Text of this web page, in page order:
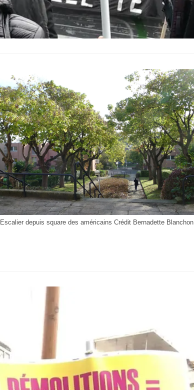
Escalier depuis square des américains Crédit Bernadette Blanchon